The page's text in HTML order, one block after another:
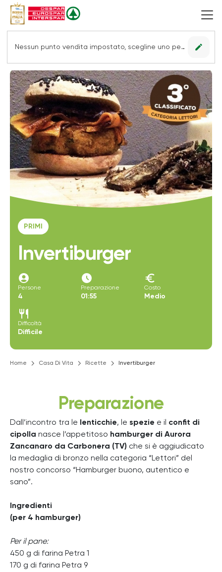
Nessun punto vendita impostato, scegline uno per vedere le offerte. edit
PRIMI
Invertiburger
account_circle
Persone
4
access_time_filled
Preparazione
01:55
euro
Costo
Medio
restaurant
Difficoltà
Difficile
Home Casa Di Vita Ricette Invertiburger
Preparazione
Dall’incontro tra le lenticchie, le spezie e il confit di
cipolla nasce l’appetitoso hamburger di Aurora
Zancanaro da Carbonera (TV) che si è aggiudicato
la medaglia di bronzo nella categoria “Lettori” del
nostro concorso “Hamburger buono, autentico e
sano”.
Ingredienti
(per 4 hamburger)
Per il pane:
450 g di farina Petra 1
170 g di farina Petra 9